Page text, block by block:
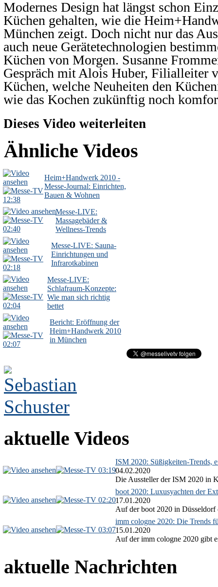
Modernes Design hat längst schon
Küchen gehalten, wie die
München zeigt. Doch nicht nur das
auch neue Gerätetechnologien
Küchen von Morgen. Susanne
Gespräch mit Alois Huber, Filialleiter
Küchen, welche Neuheiten den
wie das Kochen zukünftig noch
Dieses Video weiterleiten
Ähnliche Videos
12:38
Heim+Handwerk 2010 -
Messe-Journal: Einrichten,
Bauen & Wohnen
02:40
Messe-LIVE:
Massagebäder &
Wellness-Trends
02:18
Messe-LIVE: Sauna-
Einrichtungen und
Infrarotkabinen
02:04
Messe-LIVE:
Schlafraum-Konzepte:
Wie man sich richtig
bettet
02:07
Bericht: Eröffnung der
Heim+Handwerk 2010
in München
aktuelle Videos
03:19
ISM 2020: Süßigkeiten-Trends,
04.02.2020
Die Aussteller der ISM 2020 in
02:20
boot 2020: Luxusyachten der
17.01.2020
Auf der boot 2020 in Düsseldorf
03:07
imm cologne 2020: Die Trends
15.01.2020
Auf der imm cologne 2020 gibt
aktuelle Nachrichten